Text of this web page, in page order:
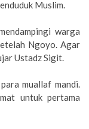
Muslim.
warga
Ngoyo. Agar
Ustadz Sigit.
muallaf mandi.
untuk pertama